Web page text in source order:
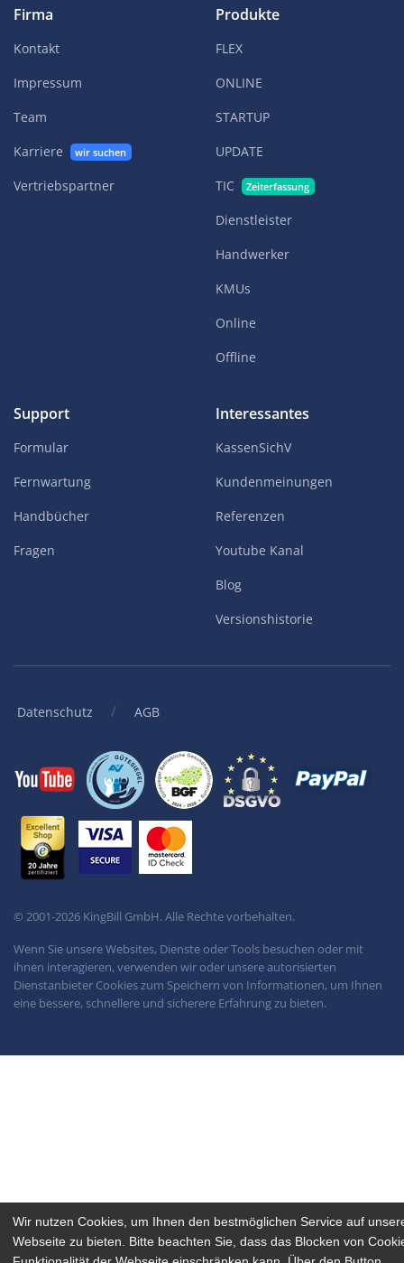
Firma
Kontakt
Impressum
Team
Karriere
wir suchen
Vertriebspartner
Produkte
FLEX
ONLINE
STARTUP
UPDATE
TIC
Zeiterfassung
Dienstleister
Handwerker
KMUs
Online
Offline
Support
Formular
Fernwartung
Handbücher
Fragen
Interessantes
KassenSichV
Kundenmeinungen
Referenzen
Youtube Kanal
Blog
Versionshistorie
Datenschutz / AGB
© 2001-2026 KingBill GmbH. Alle Rechte vorbehalten.
Wenn Sie unsere Websites, Dienste oder Tools besuchen oder mit
ihnen interagieren, verwenden wir oder unsere autorisierten
Dienstanbieter Cookies zum Speichern von Informationen, um Ihnen
eine bessere, schnellere und sicherere Erfahrung zu bieten.
Wir nutzen Cookies, um Ihnen den bestmöglichen Service auf
Webseite zu bieten. Bitte beachten Sie, dass das Blocken von